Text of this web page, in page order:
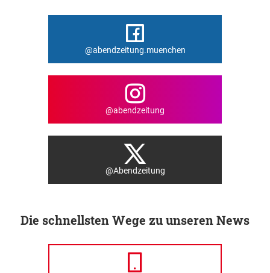
@abendzeitung.muenchen
@abendzeitung
@Abendzeitung
Die schnellsten Wege zu unseren News